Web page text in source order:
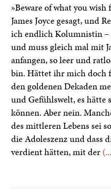
»Beware of what you
James Joyce gesagt, und
ich endlich Kolumnistin
und muss gleich mal mit
anfangen, so leer und
bin. Hättet ihr mich doch
den goldenen Dekaden
und Gefühlswelt, es hätte
können. Aber nein.
des mittleren Lebens sei
die Adoleszenz und dass
verdient hätten, mit der